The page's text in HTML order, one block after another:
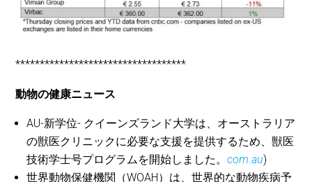
***********************************
動物の健康ニュース
AU-新学位- クイーンズランド大学は、オーストラリア
の獣医クリニックに必要な支援を提供するため、獣医
技術学士号プログラムを開始しました。com.au)
世界動物保健機関（WOAH）は、世界的な動物疾病予